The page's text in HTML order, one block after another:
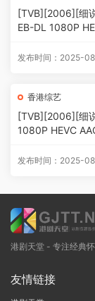
[TVB][2006][细
EB-DL 1080P
发布时间：2025-
香港综艺
[TVB][2006][细
1080P HEVC
发布时间：2025-
港剧天堂 - 专注经典
友情链接